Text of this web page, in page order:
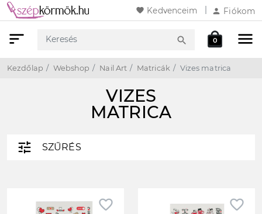
favorite Kedvenceim person Fiókom
menu
sort
Webshop
search
Keresés
local_mall
Kosár
0
Kezdőlap Webshop Nail Art Matricák Vizes matrica
VIZES
MATRICA
tune SZŰRÉS
favorite_border favorite_border